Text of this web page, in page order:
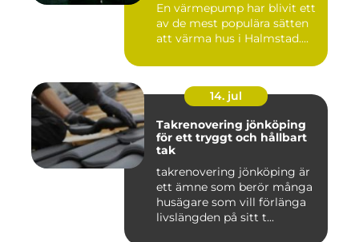
En värmepump har blivit ett
av de mest populära sätten
att värma hus i Halmstad....
14. jul
Takrenovering jönköping
för ett tryggt och hållbart
tak
takrenovering jönköping är
ett ämne som berör många
husägare som vill förlänga
livslängden på sitt t...